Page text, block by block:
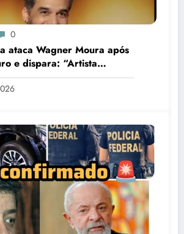
0
ataca Wagner Moura após
e dispara: “Artista